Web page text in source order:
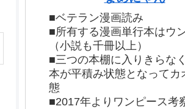
■ベテラン漫画読み
■所有する漫画単行本はウ
（小説も千冊以上）
■三つの本棚に入りきらな
本が平積み状態となってカ
態
■2017年よりワンピース考